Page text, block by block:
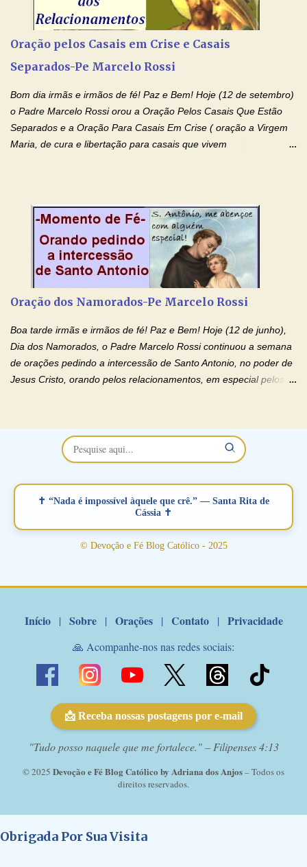
recorro a vós como intercessora entre a Bondade Divina e as
entregueis nas mãos do Santíssimo o meu pedido urgente (Fazer
o pedido). Acolhei, Nhá Chica, no vosso coração bondoso as
Oração pelos Casais em Crise e Casais
Separados-Pe Marcelo Rossi
Bom dia irmãs e irmãos de fé! Paz e Bem! Hoje (12 de setembro)
o Padre Marcelo Rossi orou a Oração Pelos Casais Que Estão
Separados e a Oração Para Casais Em Crise ( oração a Virgem
Maria, de cura e libertação para casais que vivem
no programa de rádio Momento de Fé, pela cura dos
relacionamentos. Seu relacionamento está doente? Você está
sofrendo? Então ouça o Momento de Fé e entre nesta corrente
de orações abençoadas, d eixe o Amor Ágape de Jesus curar e
restaurar você e seu relacionamento. Adriana-Devoção e Fé
separados, devido ao envolvimento de outras pessoas no
relacionamento e que minaram, espiritualmente, a relação do
casal. Vamos orar (coloque o seu esposo ou esposa diante de
Deus). "Senhor Jesus, restaura os laços ...
Oração dos Namorados-Pe Marcelo Rossi
Boa tarde irmãs e irmãos de fé! Paz e Bem! Hoje (12 de junho),
Dia dos Namorados, o Padre Marcelo Rossi continuou a semana
de orações pedindo a intercessão de Santo Antonio, no poder de
Jesus Cristo, orando pelos relacionamentos, em especial pelos
maravilhosos cartões que coloquei aqui para vocês. Não perca
esta abençoada semana no Momento de Fé do Padre Marcelo,
vamos juntos formar esta forte corrente de orações. Você que
verdadeiro, ou que está com problemas no relacionamento
amoroso, creia na poderosa intercessão deste santo amigo:
Santo Antonio! Tenha fé, não desista, pois ele intercede por nós
junto a Jesus! Fique no Amor Ágape de Jesus e no Amor Materno
✝ “Nada é impossível àquele que crê.” — Santa Rita de
Cássia ✝
© Devoção e Fé Blog Católico - 2025
Início | Sobre | Orações | Contato | Privacidade
🙏 Acompanhe-nos nas redes sociais:
📩 Receba nossas postagens por e-mail
"Tudo posso naquele que me fortalece." – Filipenses 4:13
© 2025 Devoção e Fé Blog Católico by Adriana dos Anjos– Todos os
direitos reservados.
Obrigada Por Sua Visita